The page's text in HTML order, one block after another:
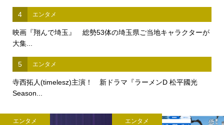
4 エンタメ
映画『翔んで埼玉』 総勢53体の埼玉県ご当地キャラクターが
大集...
5 エンタメ
寺西拓人(timelesz)主演！ 新ドラマ『ラーメンD 松平國光
Season...
エンタメ エンタメ